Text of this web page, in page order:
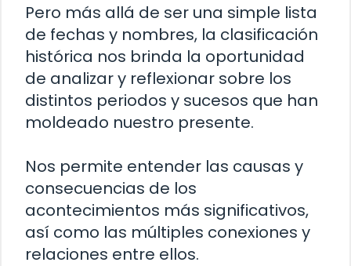
Pero más allá de ser una simple lista
de fechas y nombres, la clasificación
histórica nos brinda la oportunidad
de analizar y reflexionar sobre los
distintos periodos y sucesos que han
moldeado nuestro presente.
Nos permite entender las causas y
consecuencias de los
acontecimientos más significativos,
así como las múltiples conexiones y
relaciones entre ellos.